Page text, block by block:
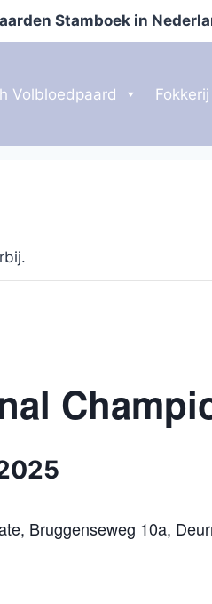
Stamboek in
Volbloedpaard Fokkerij
Bruggenseweg 10a,